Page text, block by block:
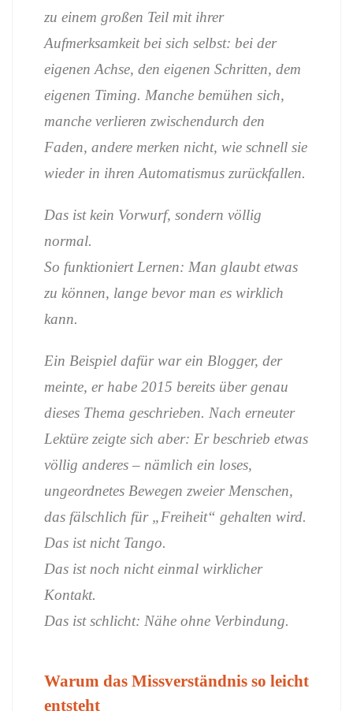
zu einem großen Teil mit ihrer
Aufmerksamkeit bei sich selbst: bei der
eigenen Achse, den eigenen Schritten, dem
eigenen Timing. Manche bemühen sich,
manche verlieren zwischendurch den
Faden, andere merken nicht, wie schnell sie
wieder in ihren Automatismus zurückfallen.
Das ist kein Vorwurf, sondern völlig
normal.
So funktioniert Lernen: Man glaubt etwas
zu können, lange bevor man es wirklich
kann.
Ein Beispiel dafür war ein Blogger, der
meinte, er habe 2015 bereits über genau
dieses Thema geschrieben. Nach erneuter
Lektüre zeigte sich aber: Er beschrieb etwas
völlig anderes – nämlich ein loses,
ungeordnetes Bewegen zweier Menschen,
das fälschlich für „Freiheit“ gehalten wird.
Das ist nicht Tango.
Das ist noch nicht einmal wirklicher
Kontakt.
Das ist schlicht: Nähe ohne Verbindung.
Warum das Missverständnis so leicht
entsteht